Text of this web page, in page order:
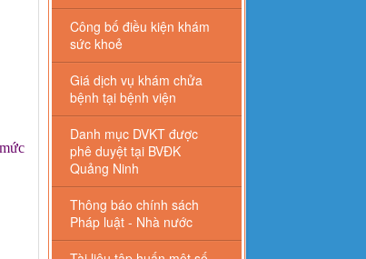
Công bố điều kiện khám
sức khoẻ
Giá dịch vụ khám chửa
bệnh tại bệnh viện
Danh mục DVKT được
phê duyệt tại BVĐK
Quảng Ninh
Thông báo chính sách
Pháp luật - Nhà nước